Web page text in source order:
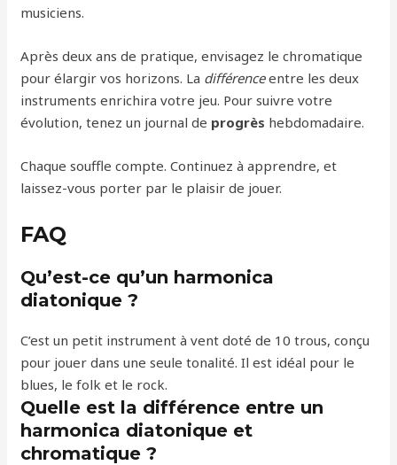
musiciens.
Après deux ans de pratique, envisagez le chromatique
pour élargir vos horizons. La différenceentre les deux
instruments enrichira votre jeu. Pour suivre votre
évolution, tenez un journal de progrès hebdomadaire.
Chaque souffle compte. Continuez à apprendre, et
laissez-vous porter par le plaisir de jouer.
FAQ
Qu’est-ce qu’un harmonica
diatonique ?
C’est un petit instrument à vent doté de 10 trous, conçu
pour jouer dans une seule tonalité. Il est idéal pour le
blues, le folk et le rock.
Quelle est la différence entre un
harmonica diatonique et
chromatique ?